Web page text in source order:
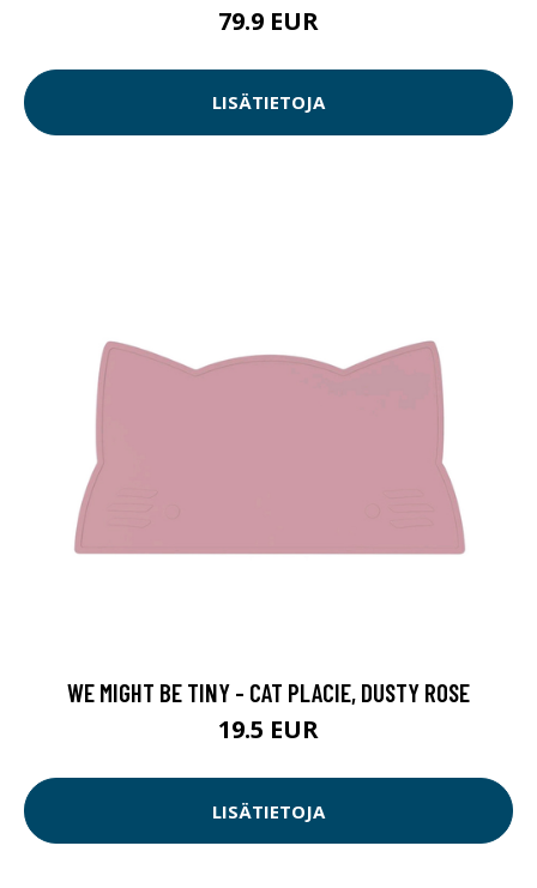
79.9 EUR
LISÄTIETOJA
WE MIGHT BE TINY - CAT PLACIE, DUSTY ROSE
19.5 EUR
LISÄTIETOJA